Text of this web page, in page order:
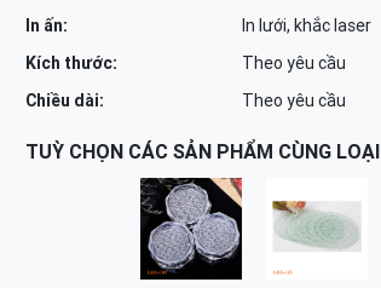
In ấn:
In lưới, khắc laser
Kích thước:
Theo yêu cầu
Chiều dài:
Theo yêu cầu
TUỲ CHỌN CÁC SẢN PHẨM CÙNG LOẠI